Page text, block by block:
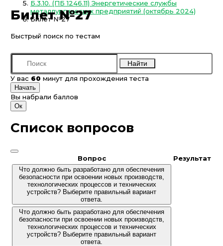
Б.3.10. (ПБ 1246.11) Энергетические службы
металлургических предприятий (октябрь 2024)
Билет №27
Билет №27
Быстрый поиск по тестам
Найти
У вас 60 минут для прохождения теста
Начать
Вы набрали баллов
Ок
Список вопросов
Вопрос Результат
Что должно быть разработано для обеспечения
безопасности при освоении новых производств,
технологических процессов и технических
устройств? Выберите правильный вариант
ответа.
Что должно быть разработано для обеспечения
безопасности при освоении новых производств,
технологических процессов и технических
устройств? Выберите правильный вариант
ответа.